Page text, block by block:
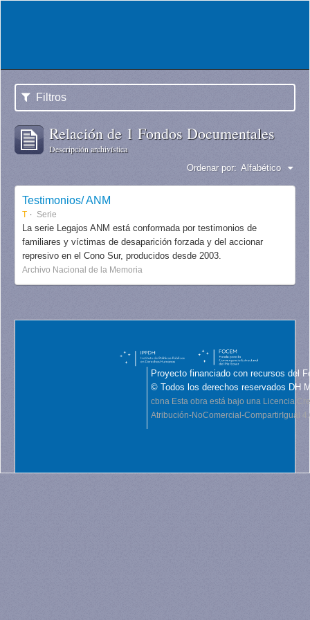
Filtros
Relación de 1 Fondos Documentales
Descripción archivística
Ordenar por: Alfabético
Testimonios/ ANM
T Serie
La serie Legajos ANM está conformada por testimonios de
familiares y víctimas de desaparición forzada y del accionar
represivo en el Cono Sur, producidos desde 2003.
Archivo Nacional de la Memoria
Proyecto financiado con recursos del
© Todos los derechos reservados DH
cbna Esta obra está bajo una Licencia
Atribución-NoComercial-CompartirIgual